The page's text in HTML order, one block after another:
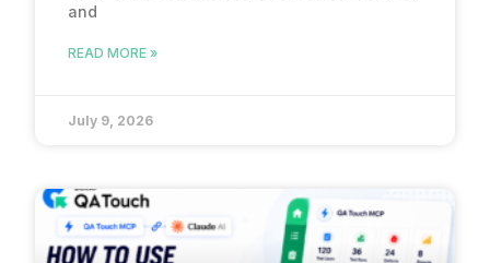
and
READ MORE »
July 9, 2026